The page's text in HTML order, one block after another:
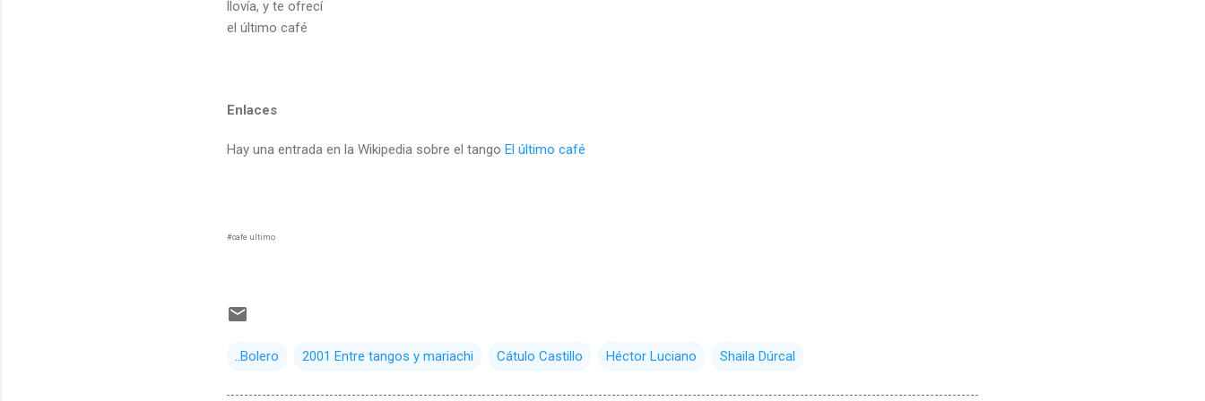
llovía, y te ofrecí
el último café
Enlaces
Hay una entrada en la Wikipedia sobre el tango El último café
#cafe ultimo
..Bolero 2001 Entre tangos y mariachi Cátulo Castillo Héctor Luciano Shaila Dúrcal